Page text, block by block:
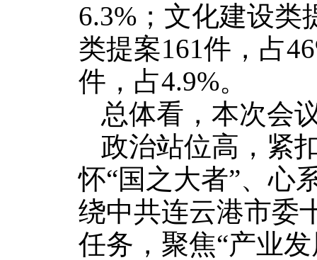
6.3%；文化建设类
类提案161件，占
件，占4.9%。
总体看，本次会
政治站位高，紧
怀“国之大者”、心
绕中共连云港市委
任务，聚焦“产业